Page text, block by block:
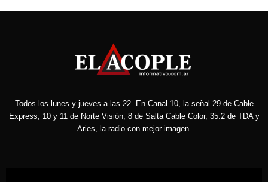
Todos los lunes y jueves a las 22. En Canal 10, la señal 29 de Cable
Express, 10 y 11 de Norte Visión, 8 de Salta Cable Color, 35.2 de TDA y
Aries, la radio con mejor imagen.